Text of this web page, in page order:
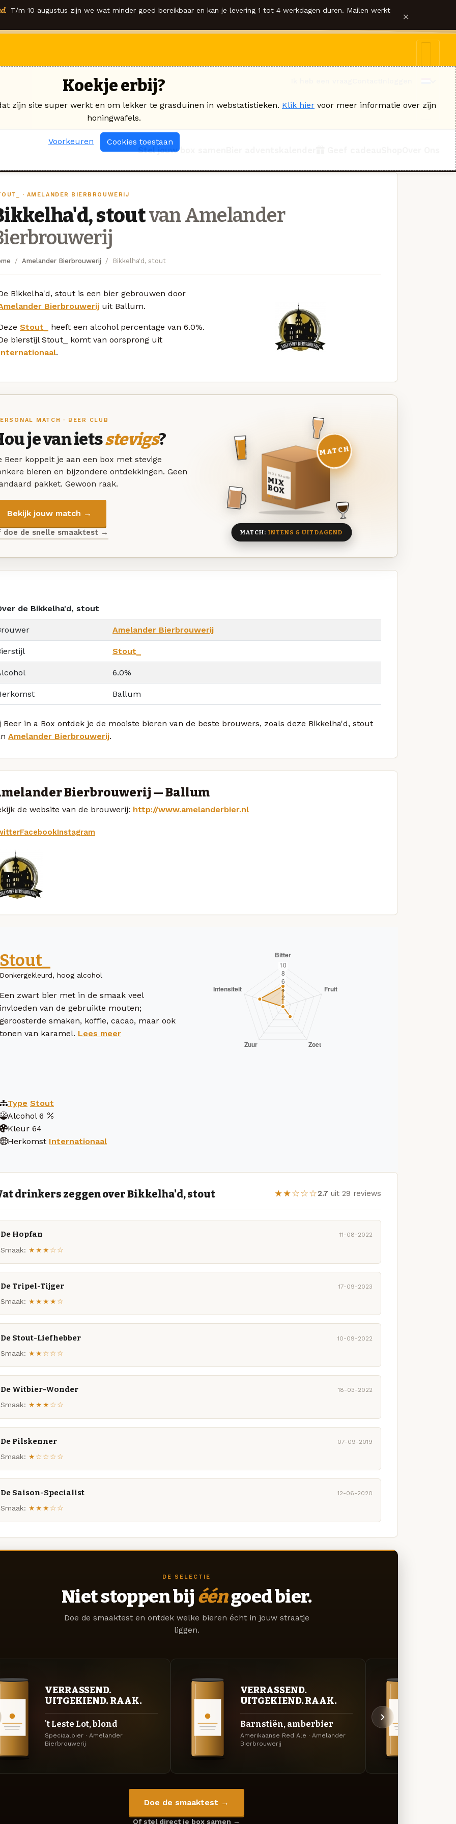
T/m 10 augustus zijn we wat minder goed bereikbaar en kan je levering 1 tot 4 werkdagen duren. Mailen werkt ×
Stel jouw box samen
· AMELANDER BIERBROUWERIJ
stoutvan Amelander
Amelander Bierbrouwerij Bikkelha'd, stout
Bikkelha'd, stout is een bier gebrouwen door
Bierbrouwerij uit Ballum.
Stout_
heeft een alcohol percentage van 6.0%.
bierstijl Stout_ komt van oorsprong uit
.
MATCH · BEER CLUB
je van ietsstevigs?
Beer koppelt je aan een box met stevige
bieren en bijzondere ontdekkingen. Geen
pakket. Gewoon raak.
Bekijk jouw match →
doe de snelle smaaktest →
DEZE MAAND
MIX
BOX
8 BIEREN
MATCH
MATCH: INTENS & UITDAGEND
de Bikkelha'd, stout
Amelander Bierbrouwerij
Stout_
6.0%
Ballum
Beer in a Box ontdek je de mooiste bieren van de beste brouwers, zoals deze Bikkelha'd, stout
Amelander Bierbrouwerij.
Bierbrouwerij — Ballum
de website van de brouwerij: http://www.amelanderbier.nl
FacebookInstagram
Stout_
Donkergekleurd, hoog alcohol
Een zwart bier met in de smaak veel
invloeden van de gebruikte mouten;
geroosterde smaken, koffie, cacao, maar ook
tonen van karamel. Lees meer
Type Stout
Alcohol 6
Kleur 64
Herkomst Internationaal
drinkers zeggen over Bikkelha'd, stout ★★☆☆☆2.7 uit 29 reviews
De Hopfan 11-08-2022
Smaak: ★★★☆☆
De Tripel-Tijger 17-09-2023
Smaak: ★★★★☆
De Stout-Liefhebber 10-09-2022
Smaak: ★★☆☆☆
De Witbier-Wonder 18-03-2022
Smaak: ★★★☆☆
De Pilskenner 07-09-2019
Smaak: ★☆☆☆☆
De Saison-Specialist 12-06-2020
Smaak: ★★★☆☆
DE SELECTIE
Niet stoppen bij ééngoed bier.
Doe de smaaktest en ontdek welke bieren écht in jouw straatje
liggen.
VERRASSEND.
UITGEKIEND. RAAK.
't Leste Lot, blond
Speciaalbier · Amelander
Bierbrouwerij
VERRASSEND.
UITGEKIEND. RAAK.
Barnstiën, amberbier
Amerikaanse Red Ale · Amelander
Bierbrouwerij
Doe de smaaktest →
Of stel direct je box samen →
Koekje erbij?
zijn site super werkt en om lekker te grasduinen in webstatistieken. Klik hier voor meer informatie over zijn
honingwafels.
Voorkeuren Cookies toestaan